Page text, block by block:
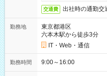
交通費 出社時の通勤交
勤務地
東京都港区
六本木駅から徒歩3分
IT・Web・通信
勤務時間 9:00～16:00